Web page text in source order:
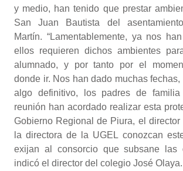
y medio, han tenido que prestar
San Juan Bautista del
Martín. “Lamentablemente, ya nos
ellos requieren dichos ambientes
alumnado, y por tanto por el
donde ir. Nos han dado muchas
algo definitivo, los padres de
reunión han acordado realizar esta
Gobierno Regional de Piura, el
la directora de la UGEL conozcan
exijan al consorcio que subsane las
indicó el director del colegio José Olaya.